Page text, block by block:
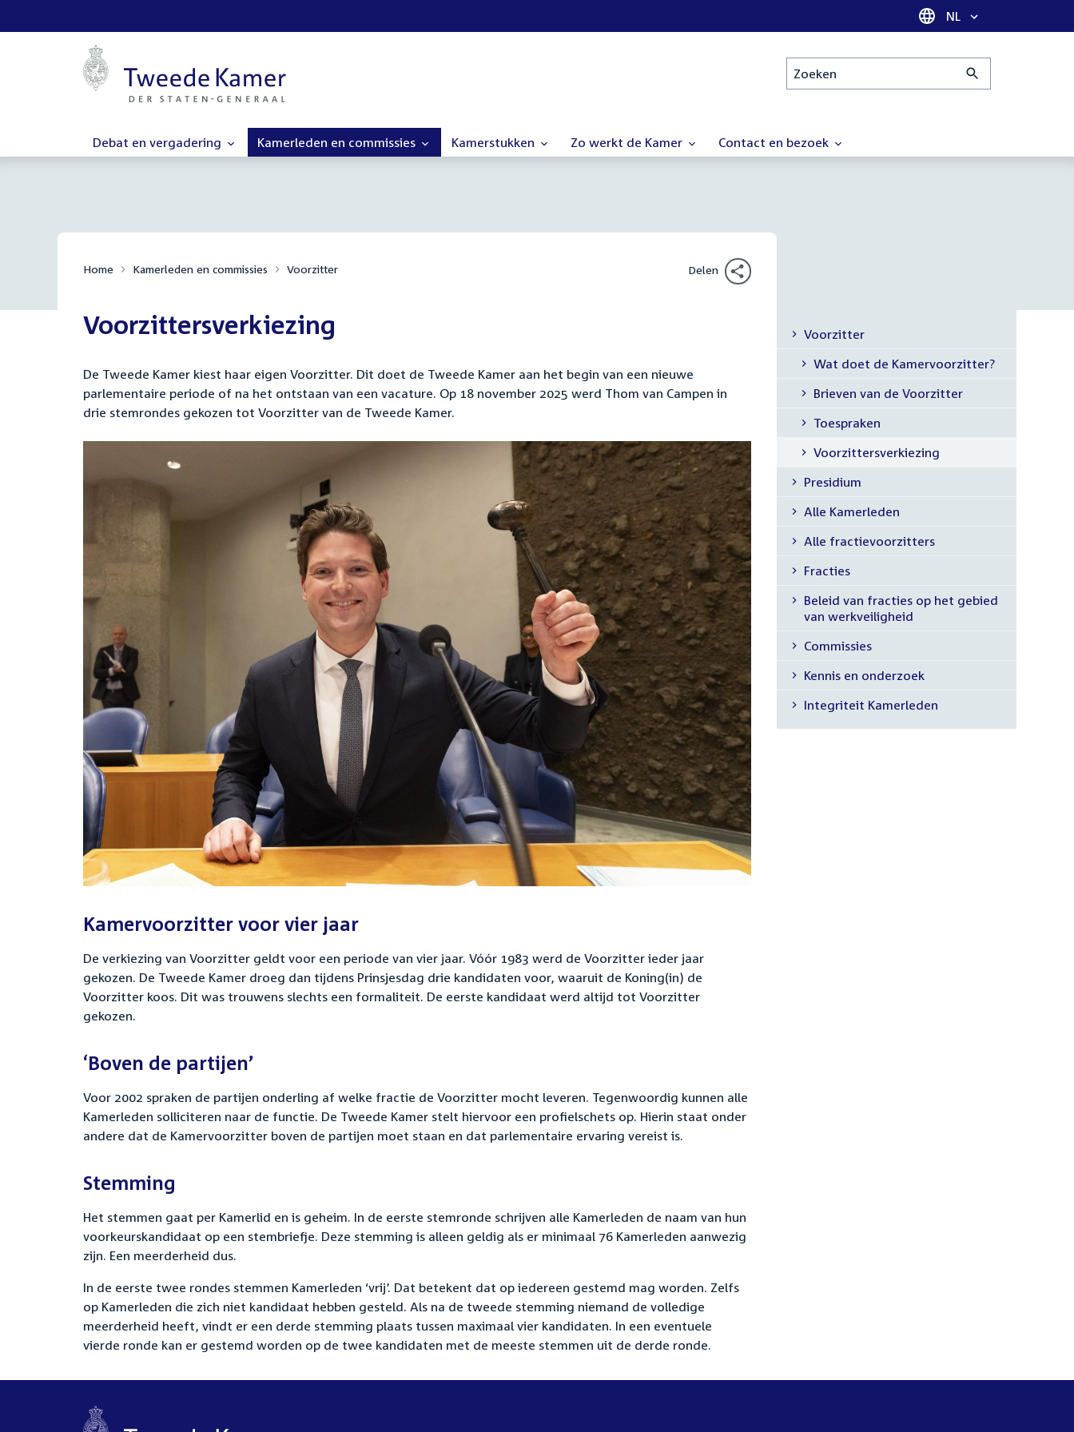
Taal selectie
NL
Zoeken
Debat en vergadering Kamerleden en commissies Kamerstukken Zo werkt de Kamer Contact en bezoek
Home Kamerleden en commissies Voorzitter Delen
Voorzittersverkiezing
De Tweede Kamer kiest haar eigen Voorzitter. Dit doet de Tweede Kamer aan het begin van een nieuwe
parlementaire periode of na het ontstaan van een vacature. Op 18 november 2025 werd Thom van Campen in
drie stemrondes gekozen tot Voorzitter van de Tweede Kamer.
Kamervoorzitter voor vier jaar
De verkiezing van Voorzitter geldt voor een periode van vier jaar. Vóór 1983 werd de Voorzitter ieder jaar
gekozen. De Tweede Kamer droeg dan tijdens Prinsjesdag drie kandidaten voor, waaruit de Koning(in) de
Voorzitter koos. Dit was trouwens slechts een formaliteit. De eerste kandidaat werd altijd tot Voorzitter
gekozen.
‘Boven de partijen’
Voor 2002 spraken de partijen onderling af welke fractie de Voorzitter mocht leveren. Tegenwoordig kunnen alle
Kamerleden solliciteren naar de functie. De Tweede Kamer stelt hiervoor een profielschets op. Hierin staat onder
andere dat de Kamervoorzitter boven de partijen moet staan en dat parlementaire ervaring vereist is.
Stemming
Het stemmen gaat per Kamerlid en is geheim. In de eerste stemronde schrijven alle Kamerleden de naam van hun
voorkeurskandidaat op een stembriefje. Deze stemming is alleen geldig als er minimaal 76 Kamerleden aanwezig
zijn. Een meerderheid dus.
In de eerste twee rondes stemmen Kamerleden ‘vrij’. Dat betekent dat op iedereen gestemd mag worden. Zelfs
op Kamerleden die zich niet kandidaat hebben gesteld. Als na de tweede stemming niemand de volledige
meerderheid heeft, vindt er een derde stemming plaats tussen maximaal vier kandidaten. In een eventuele
vierde ronde kan er gestemd worden op de twee kandidaten met de meeste stemmen uit de derde ronde.
Submenu
Voorzitter
Wat doet de Kamervoorzitter?
Brieven van de Voorzitter
Toespraken
Voorzittersverkiezing
Presidium
Alle Kamerleden
Alle fractievoorzitters
Fracties
Beleid van fracties op het gebied
van werkveiligheid
Commissies
Kennis en onderzoek
Integriteit Kamerleden